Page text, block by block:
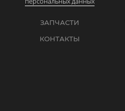
ЗАПЧАСТИ
КОНТАКТЫ